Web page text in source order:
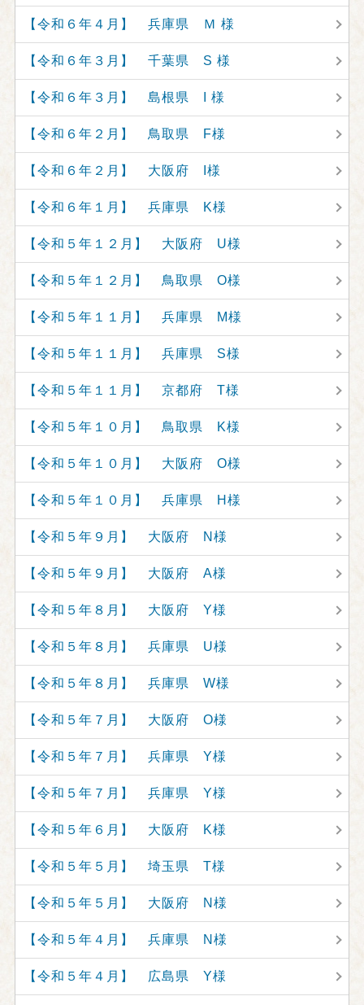
【令和６年４月】 兵庫県 Ｍ 様
【令和６年３月】 千葉県 S 様
【令和６年３月】 島根県 I 様
【令和６年２月】 鳥取県 F様
【令和６年２月】 大阪府 I様
【令和６年１月】 兵庫県 K様
【令和５年１２月】 大阪府 U様
【令和５年１２月】 鳥取県 O様
【令和５年１１月】 兵庫県 M様
【令和５年１１月】 兵庫県 S様
【令和５年１１月】 京都府 T様
【令和５年１０月】 鳥取県 K様
【令和５年１０月】 大阪府 O様
【令和５年１０月】 兵庫県 H様
【令和５年９月】 大阪府 N様
【令和５年９月】 大阪府 A様
【令和５年８月】 大阪府 Y様
【令和５年８月】 兵庫県 U様
【令和５年８月】 兵庫県 W様
【令和５年７月】 大阪府 O様
【令和５年７月】 兵庫県 Y様
【令和５年７月】 兵庫県 Y様
【令和５年６月】 大阪府 K様
【令和５年５月】 埼玉県 T様
【令和５年５月】 大阪府 N様
【令和５年４月】 兵庫県 N様
【令和５年４月】 広島県 Y様